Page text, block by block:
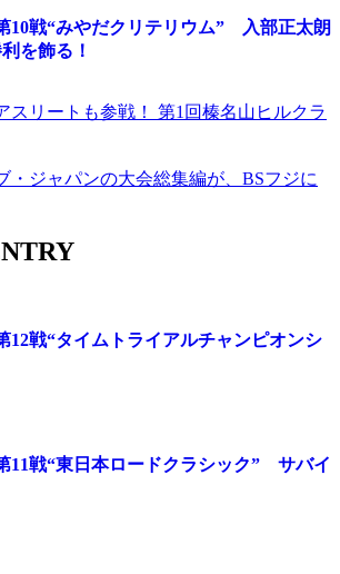
10戦“みやだクリテリウム” 入部正太朗
を飾る！
スリートも参戦！ 第1回榛名山ヒルクラ
・ジャパンの大会総集編が、BSフジに
12戦“タイムトライアルチャンピオンシ
11戦“東日本ロードクラシック” サバイ